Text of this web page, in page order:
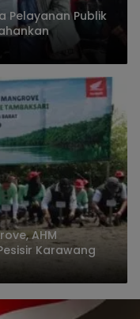
Pelayanan Publik
AHM
Karawang